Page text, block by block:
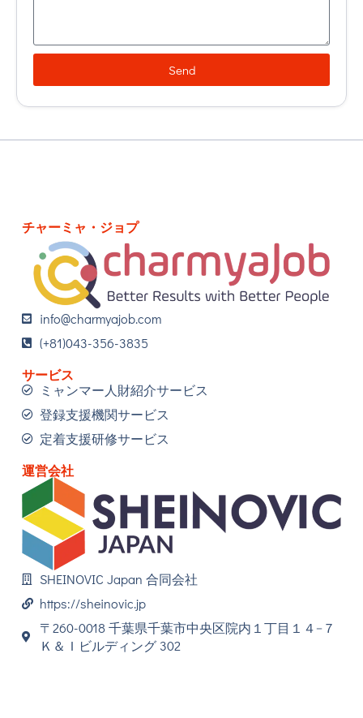
Send
チャーミャ・ジョプ
info@charmyajob.com
(+81)043-356-3835
サービス
ミャンマー人財紹介サービス
登録支援機関サービス
定着支援研修サービス
運営会社
SHEINOVIC Japan 合同会社
https://sheinovic.jp
〒260-0018 千葉県千葉市中央区院内１丁目１４−７
Ｋ＆Ｉビルディング 302